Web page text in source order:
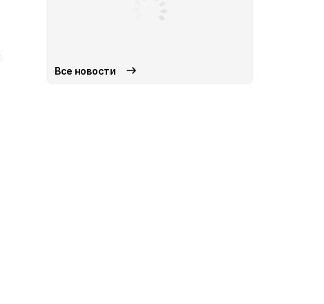
Все новости